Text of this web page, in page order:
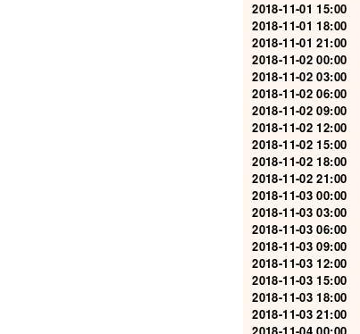
2018-11-01 15:00
2018-11-01 18:00
2018-11-01 21:00
2018-11-02 00:00
2018-11-02 03:00
2018-11-02 06:00
2018-11-02 09:00
2018-11-02 12:00
2018-11-02 15:00
2018-11-02 18:00
2018-11-02 21:00
2018-11-03 00:00
2018-11-03 03:00
2018-11-03 06:00
2018-11-03 09:00
2018-11-03 12:00
2018-11-03 15:00
2018-11-03 18:00
2018-11-03 21:00